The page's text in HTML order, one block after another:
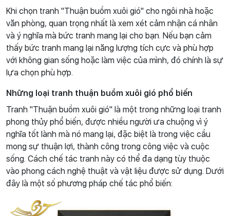
Khi chọn tranh "Thuận buồm xuôi gió" cho ngôi nhà hoặc
văn phòng, quan trọng nhất là xem xét cảm nhận cá nhân
và ý nghĩa mà bức tranh mang lại cho bạn. Nếu bạn cảm
thấy bức tranh mang lại năng lượng tích cực và phù hợp
với không gian sống hoặc làm việc của mình, đó chính là sự
lựa chọn phù hợp.
Những loại tranh thuận buồm xuôi gió phổ biến
Tranh "Thuận buồm xuôi gió" là một trong những loại tranh
phong thủy phổ biến, được nhiều người ưa chuộng vì ý
nghĩa tốt lành mà nó mang lại, đặc biệt là trong việc cầu
mong sự thuận lợi, thành công trong công việc và cuộc
sống. Cách chế tác tranh này có thể đa dạng tùy thuộc
vào phong cách nghệ thuật và vật liệu được sử dụng. Dưới
đây là một số phương pháp chế tác phổ biến: